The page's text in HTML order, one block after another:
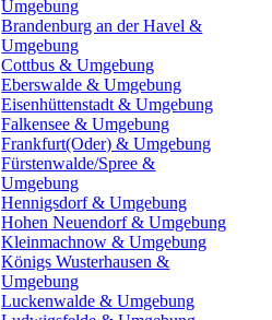
Umgebung
Brandenburg an der Havel &
Umgebung
Cottbus & Umgebung
Eberswalde & Umgebung
Eisenhüttenstadt & Umgebung
Falkensee & Umgebung
Frankfurt(Oder) & Umgebung
Fürstenwalde/Spree &
Umgebung
Hennigsdorf & Umgebung
Hohen Neuendorf & Umgebung
Kleinmachnow & Umgebung
Königs Wusterhausen &
Umgebung
Luckenwalde & Umgebung